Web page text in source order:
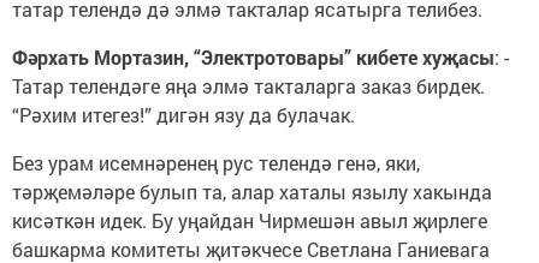
татар телендә дә элмә такталар ясатырга телибез.
Фәрхать Мортазин, “Электротовары” кибете хуҗасы: -
Татар телендәге яңа элмә такталарга заказ бирдек.
“Рәхим итегез!” дигән язу да булачак.
Без урам исемнәренең рус телендә генә, яки,
тәрҗемәләре булып та, алар хаталы язылу хакында
кисәткән идек. Бу уңайдан Чирмешән авыл җирлеге
башкарма комитеты җитәкчесе Светлана Ганиевага